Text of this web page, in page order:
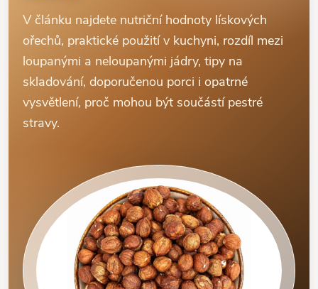
V článku najdete nutriční hodnoty lískových
ořechů, praktické použití v kuchyni, rozdíl mezi
loupanými a neloupanými jádry, tipy na
skladování, doporučenou porci i opatrné
vysvětlení, proč mohou být součástí pestré
stravy.